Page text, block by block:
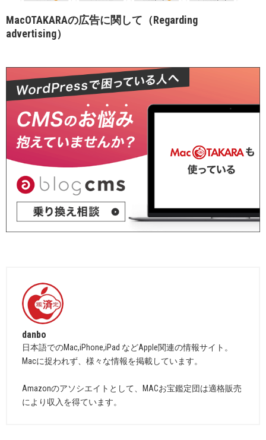
MacOTAKARAの広告に関して（Regarding
advertising）
danbo
日本語でのMac,iPhone,iPad などApple関連の情報サイト。
Macに捉われず、様々な情報を掲載しています。
Amazonのアソシエイトとして、MACお宝鑑定団は適格販売
により収入を得ています。